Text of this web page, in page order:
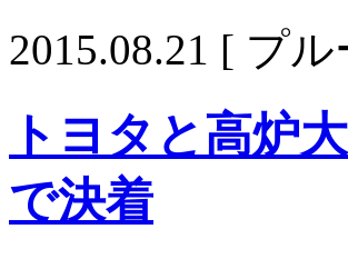
2015.08.21 [ プル
トヨタと高炉
で決着